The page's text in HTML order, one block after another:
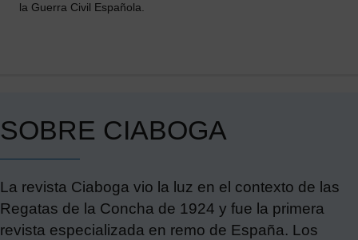
la Guerra Civil Española.
SOBRE CIABOGA
La revista Ciaboga vio la luz en el contexto de las
Regatas de la Concha de 1924 y fue la primera
revista especializada en remo de España. Los